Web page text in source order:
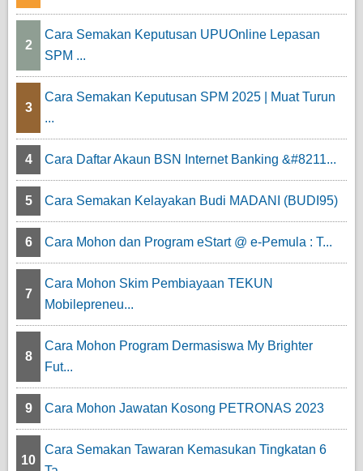
2
Cara Semakan Keputusan UPUOnline Lepasan
SPM ...
3
Cara Semakan Keputusan SPM 2025 | Muat Turun
...
4 Cara Daftar Akaun BSN Internet Banking &#8211...
5 Cara Semakan Kelayakan Budi MADANI (BUDI95)
6 Cara Mohon dan Program eStart @ e-Pemula : T...
7
Cara Mohon Skim Pembiayaan TEKUN
Mobilepreneu...
8
Cara Mohon Program Dermasiswa My Brighter
Fut...
9 Cara Mohon Jawatan Kosong PETRONAS 2023
10
Cara Semakan Tawaran Kemasukan Tingkatan 6